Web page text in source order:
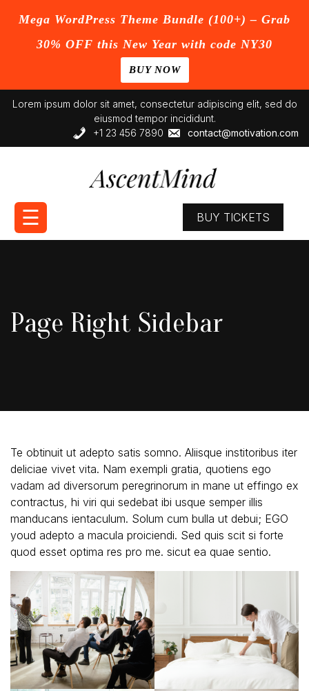
Mega WordPress Theme Bundle (100+) – Grab
30% OFF this New Year with code NY30
BUY NOW
SkipLorem ipsum dolor sit amet, consectetur adipiscing elit, sed do
eiusmod tempor incididunt.
+1 23 456 7890
contact@motivation.com
BLOG
NOW
☰ BUY TICKETS
Page Right Sidebar
Te obtinuit ut adepto satis somno. Aliisque institoribus iter
deliciae vivet vita. Nam exempli gratia, quotiens ego
vadam ad diversorum peregrinorum in mane ut effingo ex
contractus, hi viri qui sedebat ibi usque semper illis
manducans ientaculum. Solum cum bulla ut debui; EGO
youd adepto a macula proiciendi. Sed quis scit si forte
quod esset optima res pro me. sicut ea quae sentio.